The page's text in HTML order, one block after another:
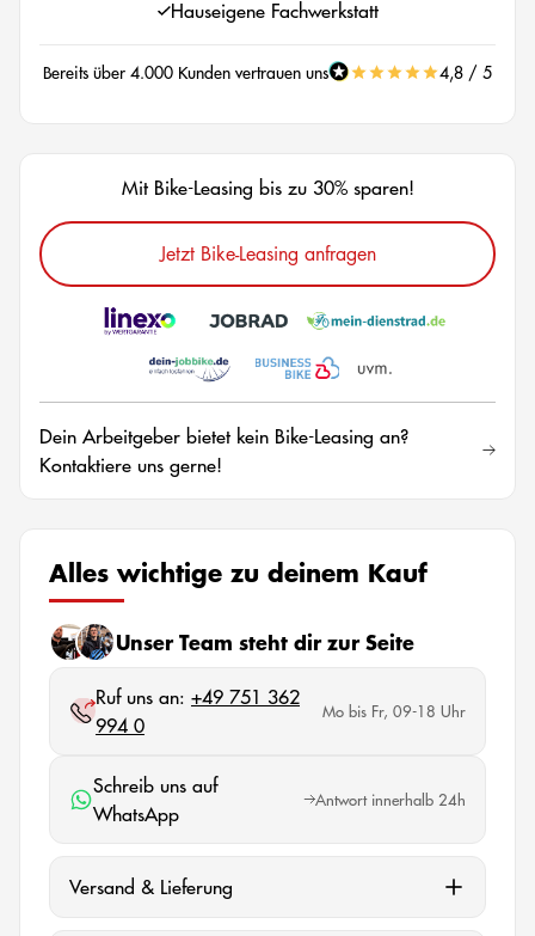
Hauseigene Fachwerkstatt
Bereits über 4.000 Kunden vertrauen uns 4,8 / 5
Mit Bike-Leasing bis zu 30% sparen!
Jetzt Bike-Leasing anfragen
Dein Arbeitgeber bietet kein Bike-Leasing an?
Kontaktiere uns gerne!
Alles wichtige zu deinem Kauf
Unser Team steht dir zur Seite
Ruf uns an: +49 751 362
994 0
Mo bis Fr, 09-18 Uhr
Schreib uns auf
WhatsApp
Antwort innerhalb 24h
Versand & Lieferung